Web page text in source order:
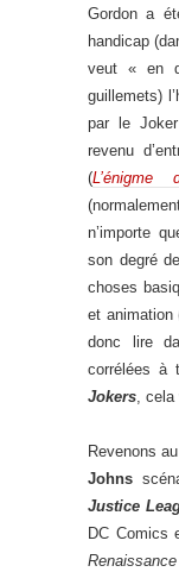
Gordon a
handicap
veut « en
guillemets)
par le
revenu
(
n’importe
son degré
choses
et
donc lire
corrélées à
Jokers, cela
Revenons
Johns
Justice
DC Comics
Renaissance